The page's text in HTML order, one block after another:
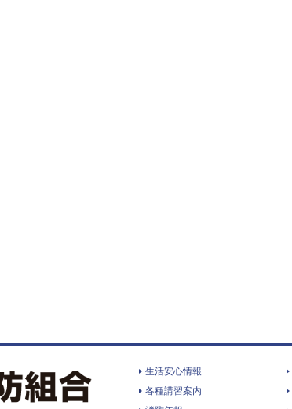
生活安心情報
各種講習案内